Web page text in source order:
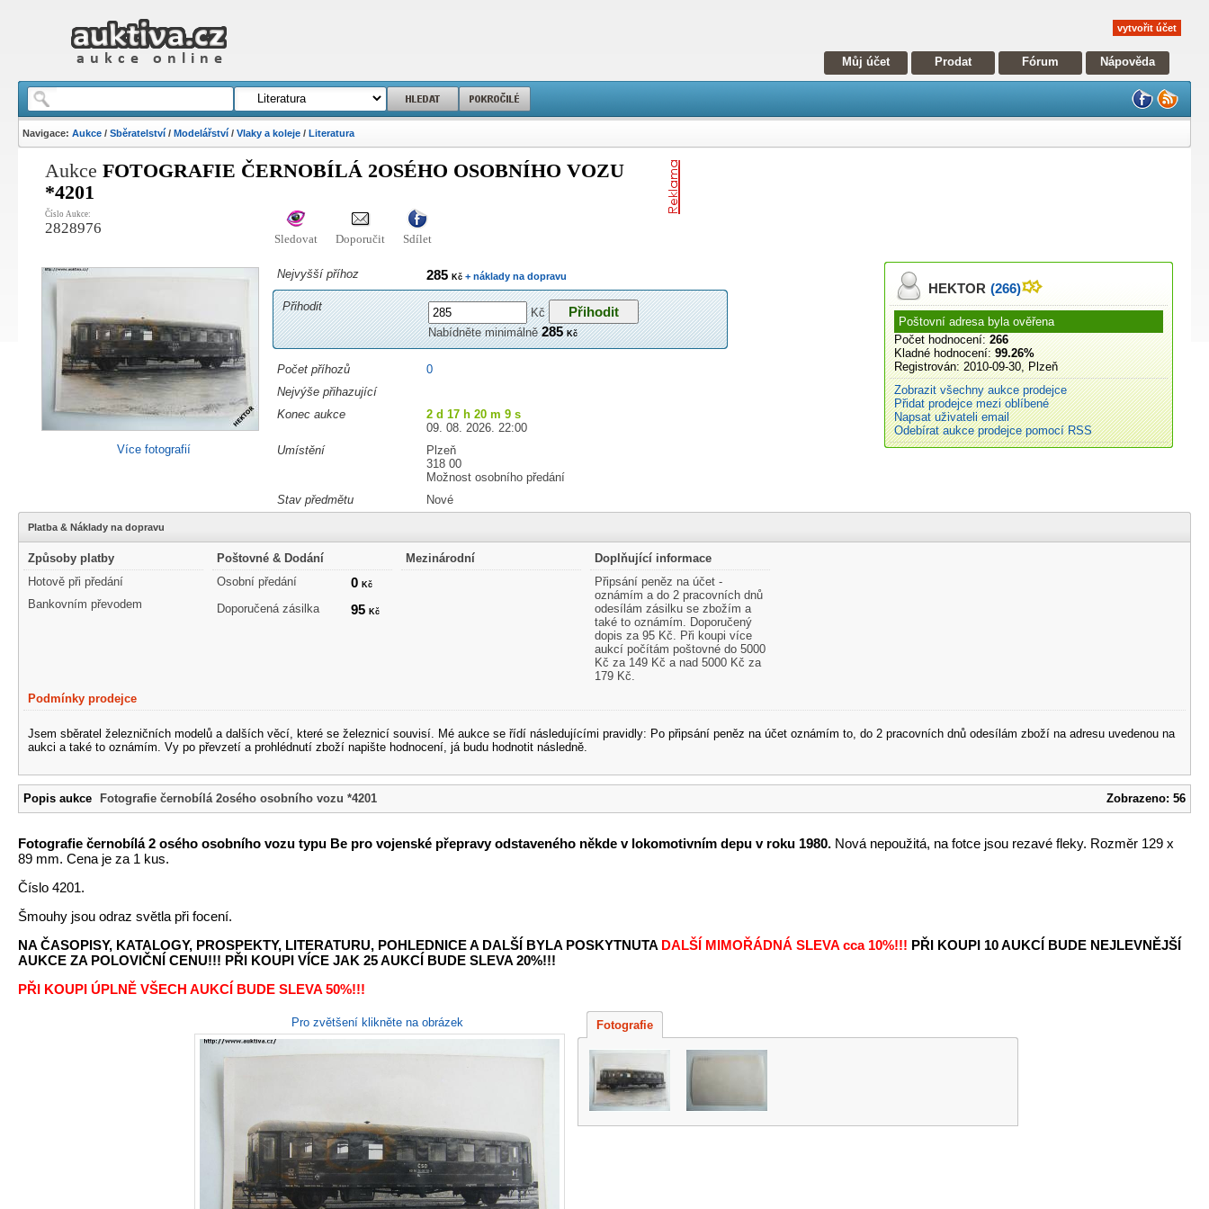
vytvořit účet
Můj účet Prodat Fórum Nápověda
Navigace:Aukce /Sběratelství /Modelářství /Vlaky a koleje /Literatura
AukceFOTOGRAFIE ČERNOBÍLÁ 2OSÉHO OSOBNÍHO VOZU
*4201
Číslo Aukce:
2828976
Sledovat Doporučit Sdílet
Více fotografií
Nejvyšší příhoz 285Kč + náklady na dopravu
Přihodit
Kč
Nabídněte minimálně285Kč
Počet příhozů
0
Nejvýše přihazující
Konec aukce
2 d 17 h 20 m 8 s
09. 08. 2026. 22:00
Umístění
Plzeň
318 00
Možnost osobního předání
Stav předmětu
Nové
HEKTOR (266)
Poštovní adresa byla ověřena
Počet hodnocení: 266
Kladné hodnocení: 99.26%
Registrován: 2010-09-30, Plzeň
Zobrazit všechny aukce prodejce
Přidat prodejce mezi oblíbené
Napsat uživateli email
Odebírat aukce prodejce pomocí RSS
Platba & Náklady na dopravu
Způsoby platby
Hotově při předání
Bankovním převodem
Poštovné & Dodání
Osobní předání
0Kč
Doporučená zásilka 95Kč
Mezinárodní
Doplňující informace
Připsání peněz na účet -
oznámím a do 2 pracovních dnů
odesílám zásilku se zbožím a
také to oznámím. Doporučený
dopis za 95 Kč. Při koupi více
aukcí počítám poštovné do 5000
Kč za 149 Kč a nad 5000 Kč za
179 Kč.
Podmínky prodejce
Jsem sběratel železničních modelů a dalších věcí, které se železnicí souvisí. Mé aukce se řídí následujícími pravidly: Po připsání peněz na účet oznámím to, do 2 pracovních dnů odesílám zboží na adresu uvedenou na
aukci a také to oznámím. Vy po převzetí a prohlédnutí zboží napište hodnocení, já budu hodnotit následně.
Popis aukce Fotografie černobílá 2osého osobního vozu *4201 Zobrazeno: 56
Fotografie černobílá 2 osého osobního vozu typu Be pro vojenské přepravy odstaveného někde v lokomotivním depu v roku 1980. Nová nepoužitá, na fotce jsou rezavé fleky. Rozměr 129 x
89 mm. Cena je za 1 kus.
Číslo 4201.
Šmouhy jsou odraz světla při focení.
NA ČASOPISY, KATALOGY, PROSPEKTY, LITERATURU, POHLEDNICE A DALŠÍ BYLA POSKYTNUTA DALŠÍ MIMOŘÁDNÁ SLEVA cca 10%!!! PŘI KOUPI 10 AUKCÍ BUDE NEJLEVNĚJŠÍ
AUKCE ZA POLOVIČNÍ CENU!!! PŘI KOUPI VÍCE JAK 25 AUKCÍ BUDE SLEVA 20%!!!
PŘI KOUPI ÚPLNĚ VŠECH AUKCÍ BUDE SLEVA 50%!!!
Pro zvětšení klikněte na obrázek Fotografie